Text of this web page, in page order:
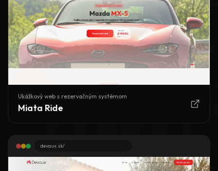
Ukážkový web s rezervačným systémom
Miata Ride
devaux.sk/